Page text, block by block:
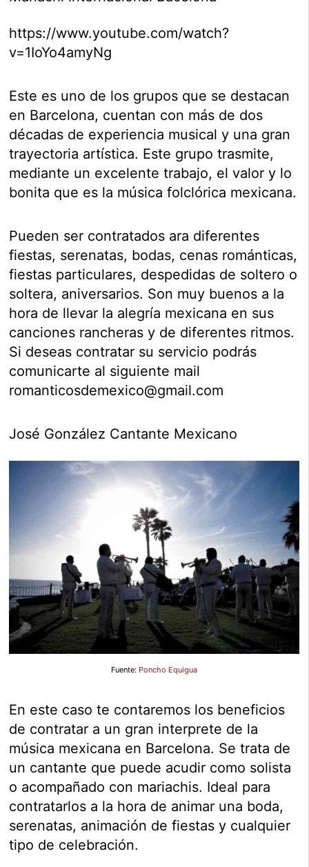
https://www.youtube.com/watch?
v=1IoYo4amyNg
Este es uno de los grupos que se destacan
en Barcelona, cuentan con más de dos
décadas de experiencia musical y una gran
trayectoria artística. Este grupo trasmite,
mediante un excelente trabajo, el valor y lo
bonita que es la música folclórica mexicana.
Pueden ser contratados ara diferentes
fiestas, serenatas, bodas, cenas románticas,
fiestas particulares, despedidas de soltero o
soltera, aniversarios. Son muy buenos a la
hora de llevar la alegría mexicana en sus
canciones rancheras y de diferentes ritmos.
Si deseas contratar su servicio podrás
comunicarte al siguiente mail
romanticosdemexico@gmail.com
José González Cantante Mexicano
Fuente: Poncho Equigua
En este caso te contaremos los beneficios
de contratar a un gran interprete de la
música mexicana en Barcelona. Se trata de
un cantante que puede acudir como solista
o acompañado con mariachis. Ideal para
contratarlos a la hora de animar una boda,
serenatas, animación de fiestas y cualquier
tipo de celebración.